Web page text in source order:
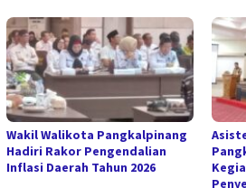
Wakil Walikota Pangkalpinang
Hadiri Rakor Pengendalian
Inflasi Daerah Tahun 2026